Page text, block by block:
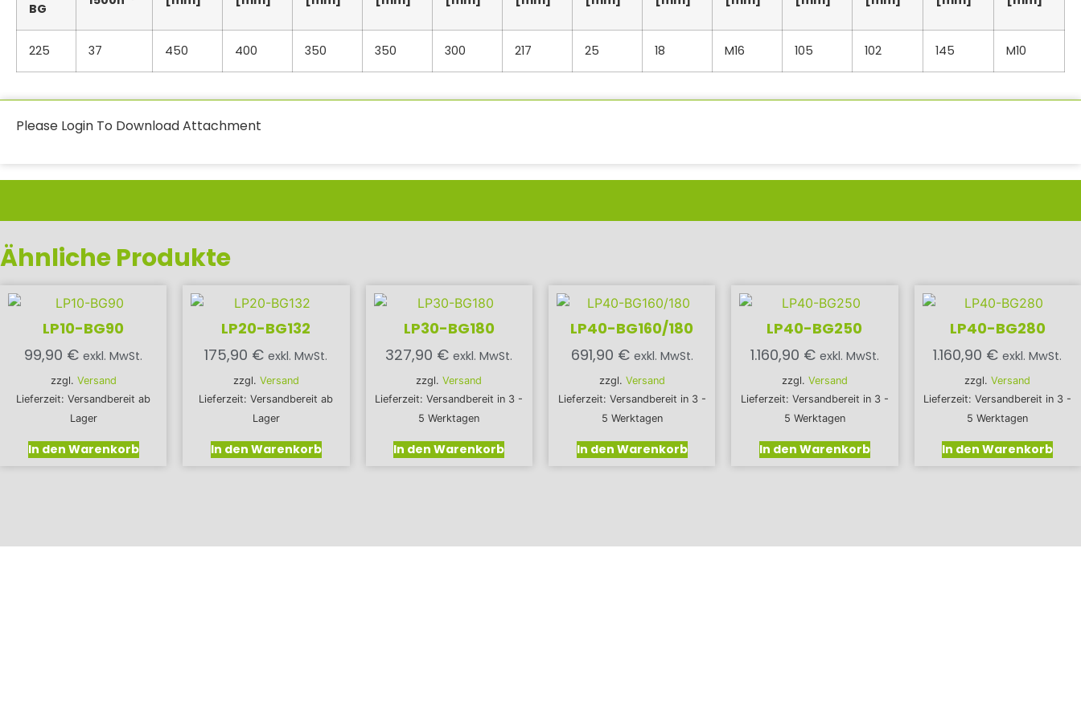
BG
225 37 450 400 350 350 300 217 25 18 M16 105 102 145 M10
Please Login To Download Attachment
Ähnliche Produkte
LP10-BG90
99,90 € exkl. MwSt.
zzgl. Versand
Lieferzeit: Versandbereit ab
Lager
In den Warenkorb
LP20-BG132
175,90 € exkl. MwSt.
zzgl. Versand
Lieferzeit: Versandbereit ab
Lager
In den Warenkorb
LP30-BG180
327,90 € exkl. MwSt.
zzgl.Versand
Lieferzeit: Versandbereit in 3 -
5 Werktagen
In den Warenkorb
LP40-BG160/180
691,90 € exkl. MwSt.
zzgl. Versand
Lieferzeit: Versandbereit in 3 -
5 Werktagen
In den Warenkorb
LP40-BG250
1.160,90 € exkl. MwSt.
zzgl. Versand
Lieferzeit: Versandbereit in 3 -
5 Werktagen
In den Warenkorb
LP40-BG280
1.160,90 € exkl. MwSt.
zzgl.Versand
Lieferzeit: Versandbereit in 3 -
5 Werktagen
In den Warenkorb